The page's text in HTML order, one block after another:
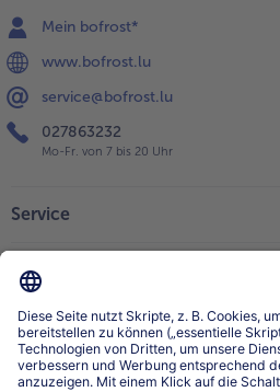
Mein bofrost*
www.bofrost.lu
service@bofrost.lu
027863232
Mo-Fr. von 7 bis 20 Uhr
Service
Über bofrost*
Kategorien